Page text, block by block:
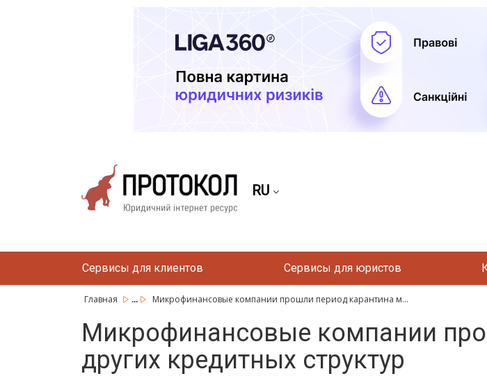
RU
Сервисы для клиентов Сервисы для юристов
Главная ... Микрофинансовые компании прошли период карантина м...
Микрофинансовые компании
других кредитных структур